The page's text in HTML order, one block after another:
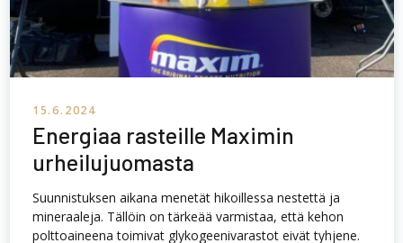
15.6.2024
Energiaa rasteille Maximin
urheilujuomasta
Suunnistuksen aikana menetät hikoillessa nestettä ja
mineraaleja. Tällöin on tärkeää varmistaa, että kehon
polttoaineena toimivat glykogeenivarastot eivät tyhjene.